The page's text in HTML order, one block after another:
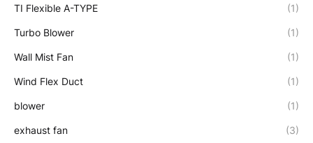
TI Flexible A-TYPE (1)
Turbo Blower (1)
Wall Mist Fan (1)
Wind Flex Duct (1)
blower (1)
exhaust fan (3)